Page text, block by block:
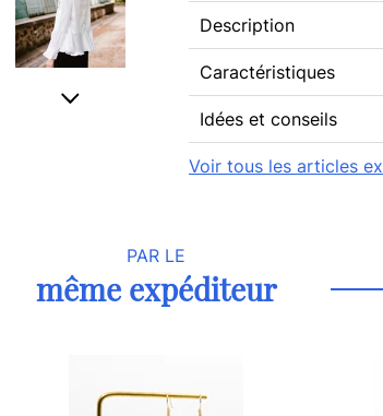
Description
Caractéristiques
Idées et conseils
Voir tous les articles
PAR LE
même expéditeur